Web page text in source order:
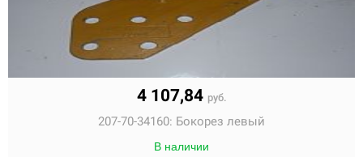
4 107,84 руб.
207-70-34160: Бокорез левый
В наличии